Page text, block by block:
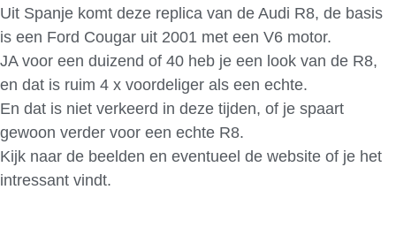
Uit Spanje komt deze replica van de Audi R8, de basis
is een Ford Cougar uit 2001 met een V6 motor.
JA voor een duizend of 40 heb je een look van de R8,
en dat is ruim 4 x voordeliger als een echte.
En dat is niet verkeerd in deze tijden, of je spaart
gewoon verder voor een echte R8.
Kijk naar de beelden en eventueel de website of je het
intressant vindt.